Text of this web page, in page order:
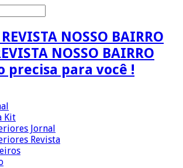
NOSSO BAIRRO
precisa para você !
Kit
Jornal
Revista